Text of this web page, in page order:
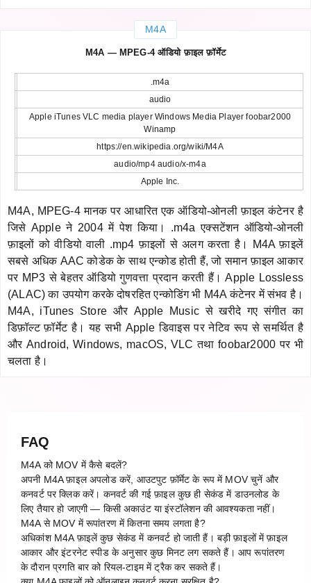
M4A
M4A — MPEG-4 ऑडियो फ़ाइल फ़ॉर्मेट
.m4a
audio
Apple iTunes VLC media player Windows Media Player foobar2000
Winamp
https://en.wikipedia.org/wiki/M4A
audio/mp4 audio/x-m4a
Apple Inc.
M4A, MPEG-4 मानक पर आधारित एक ऑडियो-ओनली फ़ाइल कंटेनर है
जिसे Apple ने 2004 में पेश किया। .m4a एक्सटेंशन ऑडियो-ओनली
फ़ाइलों को वीडियो वाली .mp4 फ़ाइलों से अलग करता है। M4A फ़ाइलें
सबसे अधिक AAC कोडेक के साथ एन्कोड होती हैं, जो समान फ़ाइल आकार
पर MP3 से बेहतर ऑडियो गुणवत्ता प्रदान करती हैं। Apple Lossless
(ALAC) का उपयोग करके दोषरहित एन्कोडिंग भी M4A कंटेनर में संभव है।
M4A, iTunes Store और Apple Music से खरीदे गए संगीत का
डिफ़ॉल्ट फ़ॉर्मेट है। यह सभी Apple डिवाइस पर नेटिव रूप से समर्थित है
और Android, Windows, macOS, VLC तथा foobar2000 पर भी
चलता है।
FAQ
M4A को MOV में कैसे बदलें?
अपनी M4A फ़ाइल अपलोड करें, आउटपुट फ़ॉर्मेट के रूप में MOV चुनें और
कनवर्ट पर क्लिक करें। कनवर्ट की गई फ़ाइल कुछ ही सेकंड में डाउनलोड के
लिए तैयार हो जाएगी — किसी अकाउंट या इंस्टॉलेशन की आवश्यकता नहीं।
M4A से MOV में रूपांतरण में कितना समय लगता है?
अधिकांश M4A फ़ाइलें कुछ सेकंड में कनवर्ट हो जाती हैं। बड़ी फ़ाइलों में फ़ाइल
आकार और इंटरनेट स्पीड के अनुसार कुछ मिनट लग सकते हैं। आप रूपांतरण
के दौरान प्रगति बार को रियल-टाइम में ट्रैक कर सकते हैं।